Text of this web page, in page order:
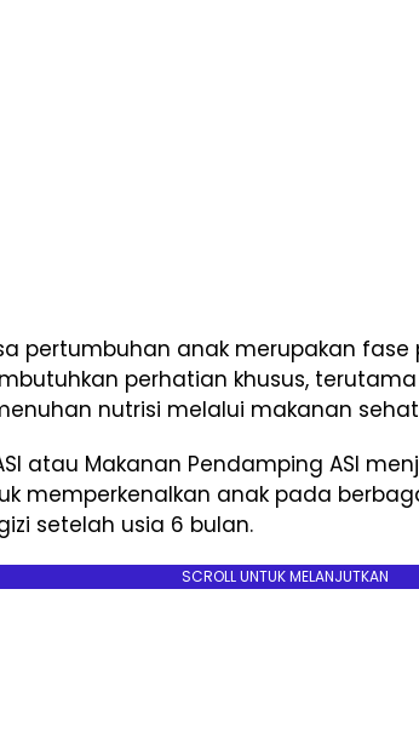
pertumbuhan anak merupakan
perhatian khusus,
nutrisi melalui makanan
atau Makanan Pendamping ASI
memperkenalkan anak pada
setelah usia 6 bulan.
SCROLL UNTUK MELANJUTKAN